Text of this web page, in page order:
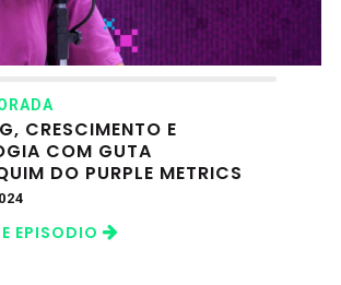
CRESCIMENTO E
COM GUTA
DO PURPLE METRICS
EPISODIO